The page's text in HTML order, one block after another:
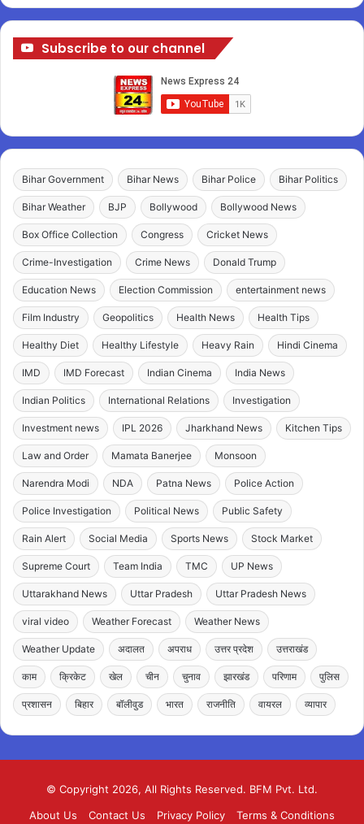
Subscribe to our channel
Bihar Government Bihar News Bihar Police Bihar Politics
Bihar Weather BJP Bollywood Bollywood News
Box Office Collection Congress Cricket News
Crime-Investigation Crime News Donald Trump
Education News Election Commission entertainment news
Film Industry Geopolitics Health News Health Tips
Healthy Diet Healthy Lifestyle Heavy Rain Hindi Cinema
IMD IMD Forecast Indian Cinema India News
Indian Politics International Relations Investigation
Investment news IPL 2026 Jharkhand News Kitchen Tips
Law and Order Mamata Banerjee Monsoon
Narendra Modi NDA Patna News Police Action
Police Investigation Political News Public Safety
Rain Alert Social Media Sports News Stock Market
Supreme Court Team India TMC UP News
Uttarakhand News Uttar Pradesh Uttar Pradesh News
viral video Weather Forecast Weather News
Weather Update अदालत अपराध उत्तर प्रदेश उत्तराखंड
काम क्रिकेट खेल चीन चुनाव झारखंड परिणाम पुलिस
प्रशासन बिहार बॉलीवुड भारत राजनीति वायरल व्यापार
© Copyright 2026, All Rights Reserved. BFM Pvt. Ltd.
About Us
Contact Us Privacy Policy Terms & Conditions